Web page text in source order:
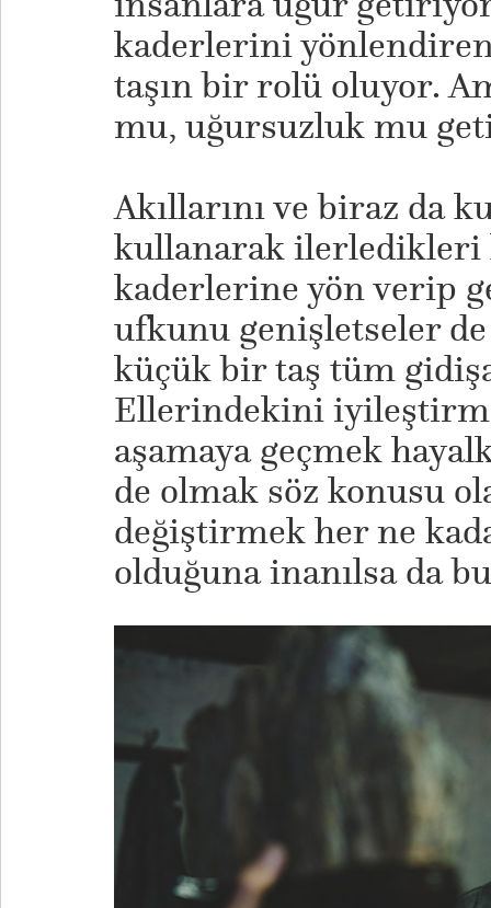
kaderlerini
taşın bir rolü oluyor.
mu, uğursuzluk mu
​Akıllarını ve biraz da
kullanarak ilerledikleri
kaderlerine yön verip
ufkunu genişletseler
küçük bir taş tüm
Ellerindekini
aşamaya geçmek
de olmak söz konusu
değiştirmek her ne
olduğuna inanılsa da